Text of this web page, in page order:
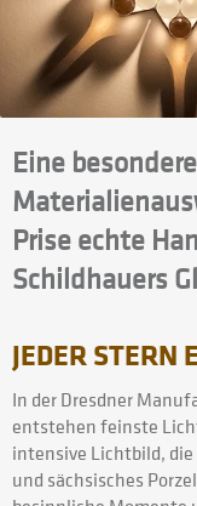
Eine
Prise echte
Schildhauers
JEDER STERN
In der Dresdner
entstehen feinste
intensive Lichtbild,
und sächsisches